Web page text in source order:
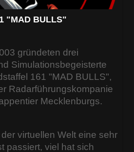
"MAD BULLS"
gründeten drei
Simulationsbegeisterte
161 "MAD BULLS",
Radarführungskompanie
Mecklenburgs.
virtuellen Welt eine sehr
passiert, viel hat sich